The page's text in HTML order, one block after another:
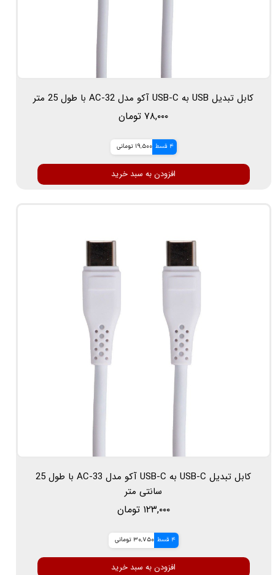
کابل تبدیل USB به USB-C آکو مدل AC-32 با طول 25 متر
۷۸,۰۰۰ تومان
4 قسط 19,500 تومانی
افزودن به سبد خرید
کابل تبدیل USB-C به USB-C آکو مدل AC-33 با طول 25
سانتی متر
۱۲۳,۰۰۰ تومان
4 قسط 30,750 تومانی
افزودن به سبد خرید